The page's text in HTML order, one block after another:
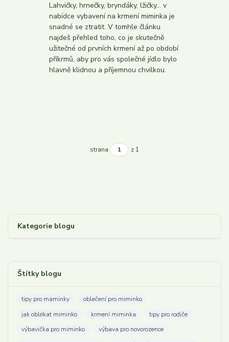
Kategorie blogu
Štítky blogu
tipy pro maminky
oblečení pro miminko
jak oblékat miminko
krmení miminka
tipy pro rodiče
výbavička pro miminko
výbava pro novorozence
Lahvičky, hrnečky, bryndáky, lžičky… v
nabídce vybavení na krmení miminka je
snadné se ztratit. V tomhle článku
najdeš přehled toho, co je skutečně
užitečné od prvních krmení až po období
příkrmů, aby pro vás společné jídlo bylo
hlavně klidnou a příjemnou chvilkou.
strana z 1